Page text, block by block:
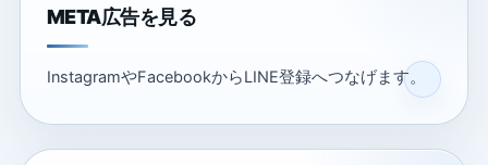
META広告を見る
InstagramやFacebookからLINE登録へつなげます。